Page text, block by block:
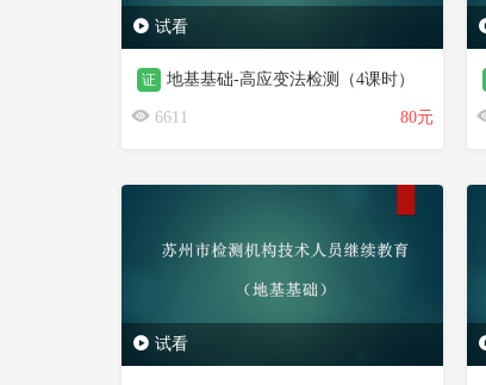
试看
证 地基基础-高应变法检测（4课时）
6611 80元
试看